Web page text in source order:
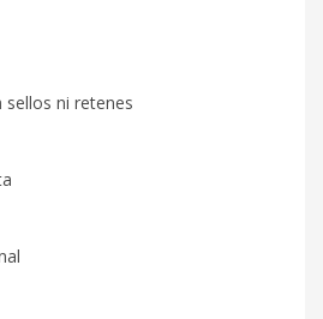
sellos ni retenes